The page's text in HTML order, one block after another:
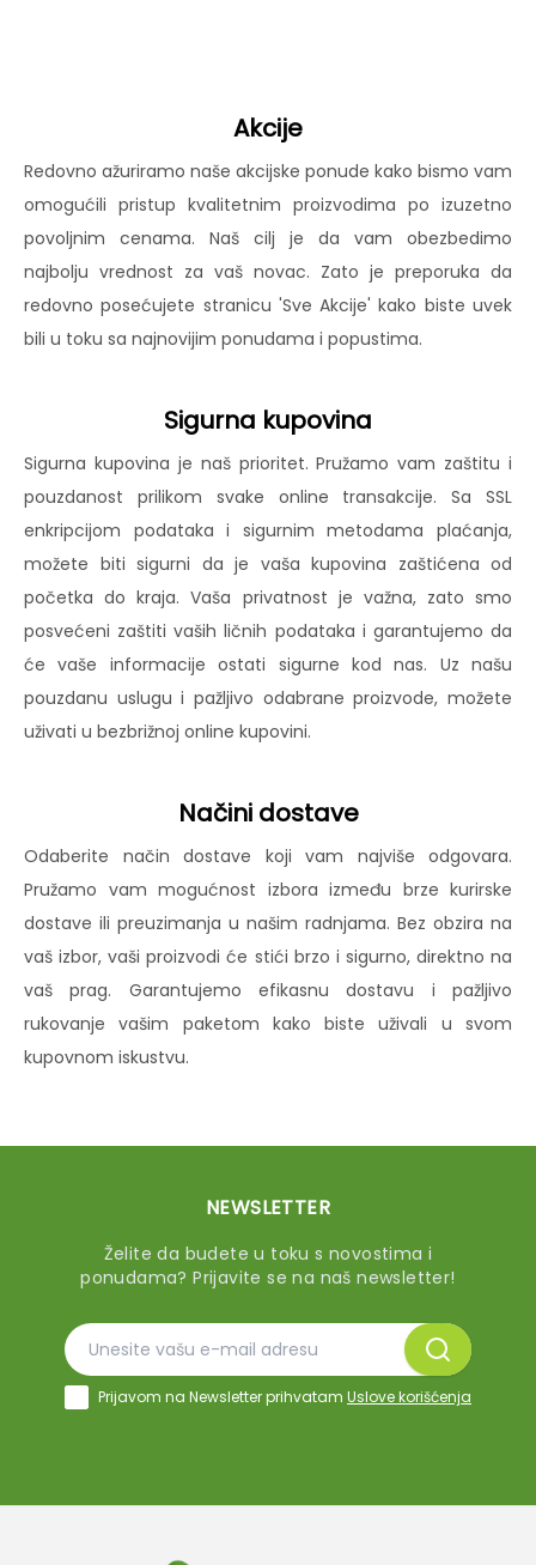
Akcije
Redovno ažuriramo naše akcijske ponude kako bismo vam
omogućili pristup kvalitetnim proizvodima po izuzetno
povoljnim cenama. Naš cilj je da vam obezbedimo
najbolju vrednost za vaš novac. Zato je preporuka da
redovno posećujete stranicu 'Sve Akcije' kako biste uvek
bili u toku sa najnovijim ponudama i popustima.
Sigurna kupovina
Sigurna kupovina je naš prioritet. Pružamo vam zaštitu i
pouzdanost prilikom svake online transakcije. Sa SSL
enkripcijom podataka i sigurnim metodama plaćanja,
možete biti sigurni da je vaša kupovina zaštićena od
početka do kraja. Vaša privatnost je važna, zato smo
posvećeni zaštiti vaših ličnih podataka i garantujemo da
će vaše informacije ostati sigurne kod nas. Uz našu
pouzdanu uslugu i pažljivo odabrane proizvode, možete
uživati u bezbrižnoj online kupovini.
Načini dostave
Odaberite način dostave koji vam najviše odgovara.
Pružamo vam mogućnost izbora između brze kurirske
dostave ili preuzimanja u našim radnjama. Bez obzira na
vaš izbor, vaši proizvodi će stići brzo i sigurno, direktno na
vaš prag. Garantujemo efikasnu dostavu i pažljivo
rukovanje vašim paketom kako biste uživali u svom
kupovnom iskustvu.
NEWSLETTER
Želite da budete u toku s novostima i
ponudama? Prijavite se na naš newsletter!
Prijavom na Newsletter prihvatam Uslove korišćenja